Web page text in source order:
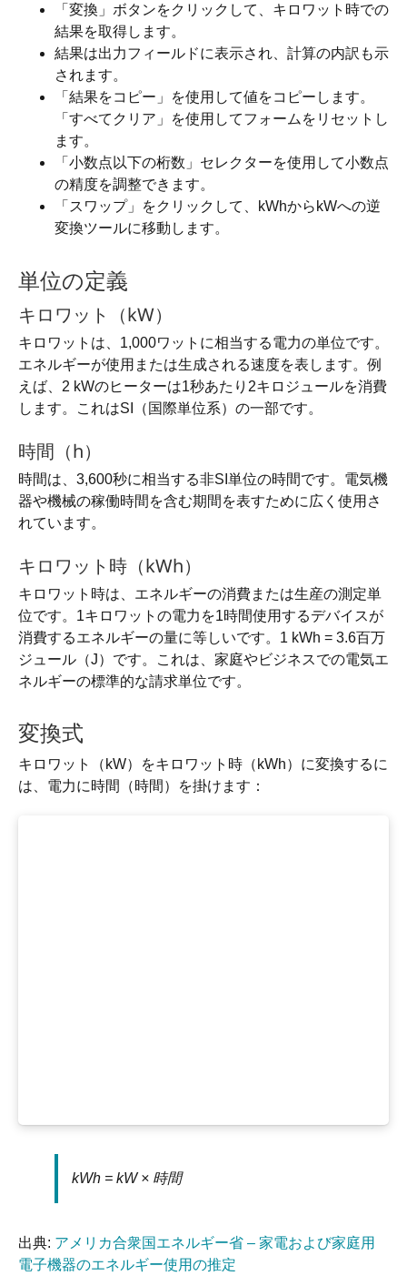
「変換」ボタンをクリックして、キロワット時での
結果を取得します。
結果は出力フィールドに表示され、計算の内訳も示
されます。
「結果をコピー」を使用して値をコピーします。
「すべてクリア」を使用してフォームをリセットし
ます。
「小数点以下の桁数」セレクターを使用して小数点
の精度を調整できます。
「スワップ」をクリックして、kWhからkWへの逆
変換ツールに移動します。
単位の定義
キロワット（kW）
キロワットは、1,000ワットに相当する電力の単位です。
エネルギーが使用または生成される速度を表します。例
えば、2 kWのヒーターは1秒あたり2キロジュールを消費
します。これはSI（国際単位系）の一部です。
時間（h）
時間は、3,600秒に相当する非SI単位の時間です。電気機
器や機械の稼働時間を含む期間を表すために広く使用さ
れています。
キロワット時（kWh）
キロワット時は、エネルギーの消費または生産の測定単
位です。1キロワットの電力を1時間使用するデバイスが
消費するエネルギーの量に等しいです。1 kWh = 3.6百万
ジュール（J）です。これは、家庭やビジネスでの電気エ
ネルギーの標準的な請求単位です。
変換式
キロワット（kW）をキロワット時（kWh）に変換するに
は、電力に時間（時間）を掛けます：
kWh = kW × 時間
出典: アメリカ合衆国エネルギー省 – 家電および家庭用
電子機器のエネルギー使用の推定